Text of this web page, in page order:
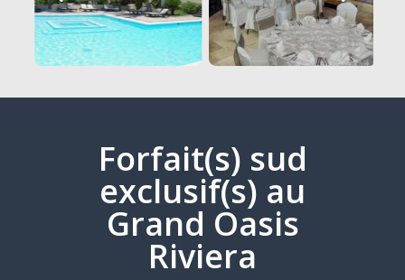
Forfait(s) sud
exclusif(s) au
Grand Oasis
Riviera